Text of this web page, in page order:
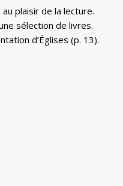
plaisir de la lecture.
sélection de livres.
d’Églises (p. 13).